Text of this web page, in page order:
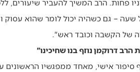
פחות. הרב המשיך להעביר שיעורים,
שעה – גם כשהיה יכול לומר שהוא עסוק
של הקשבה וכובד ראש".
הרב דרוקמן נוזף בנו שחיכינו"
סיפור אישי, מאחד ממפגשיו